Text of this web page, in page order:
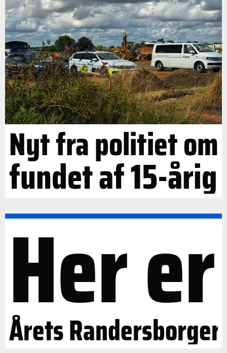
Nyt fra politiet om
fundet af 15-årig
Her er
Årets Randersborger